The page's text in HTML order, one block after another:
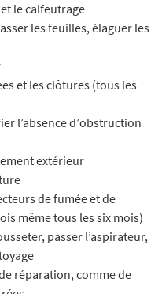
le calfeutrage
les feuilles, élaguer les
et les clôtures (tous les
l’absence d’obstruction
extérieur
de fumée et de
même tous les six mois)
passer l’aspirateur,
réparation, comme de